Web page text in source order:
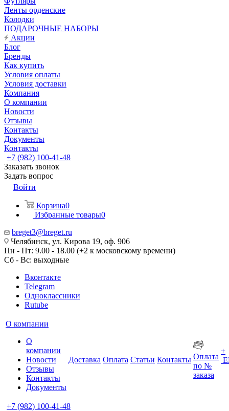
Ленты орденские
Колодки
ПОДАРОЧНЫЕ НАБОРЫ
Акции
Блог
Бренды
Как купить
Условия оплаты
Условия доставки
Компания
О компании
Новости
Отзывы
Контакты
Документы
Контакты
+7 (982) 100-41-48
Заказать звонок
Задать вопрос
Войти
Корзина0
Избранные товары0
breget3@breget.ru
Челябинск, ул. Кирова 19, оф. 906
Пн - Пт: 9.00 - 18.00 (+2 к московскому времени)
Сб - Вс: выходные
Вконтакте
Telegram
Одноклассники
Rutube
О компании
О
компании
Новости
Отзывы
Контакты
Документы
Доставка Оплата Статьи Контакты Оплата
по №
заказа
+
+7 (982) 100-41-48